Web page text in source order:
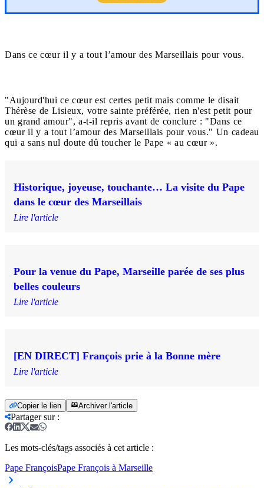
Dans ce cœur il y a tout l’amour des Marseillais pour vous.
"Aujourd'hui ce cœur est certes petit mais comme le disait
Thérèse de Lisieux, votre sainte préférée, rien n'est petit pour
un grand amour", a-t-il repris avant de conclure : "Dans ce
cœur il y a tout l’amour des Marseillais pour vous." Un cadeau
qui a sans nul doute dû toucher le Pape « au cœur ».
Historique, joyeuse, touchante… La visite du Pape
dans le cœur des Marseillais
Lire l'article
Pour la venue du Pape, Marseille parée de ses plus
belles couleurs
Lire l'article
[EN DIRECT] François prie à la Bonne mère
Lire l'article
Copier le lien Archiver l'article
Partager sur:
Les mots-clés/tags associés à cet article :
Pape FrançoisPape François à Marseille